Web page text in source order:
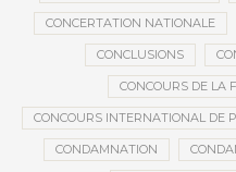
CONCERTATION NATIONALE
CONCLUSIONS
CONCOURS DE LA
CONCOURS INTERNATIONAL DE
CONDAMNATION